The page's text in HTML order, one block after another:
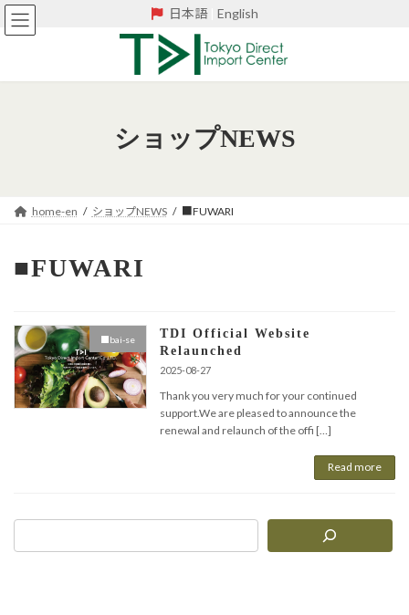
Skip
to
the
Skip
to
the
日本語| English
ショップNEWS
home-en ショップNEWS ■FUWARI
■FUWARI
■bai-se
TDI Official Website
Relaunched
2025-08-27
Thank you very much for your continued
support.We are pleased to announce the
renewal and relaunch of the offi […]
Read more